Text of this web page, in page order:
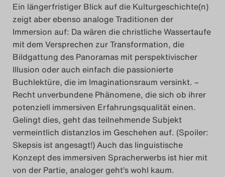
Ein längerfristiger Blick auf die Kulturgeschichte(n)
zeigt aber ebenso analoge Traditionen der
Immersion auf: Da wären die christliche Wassertaufe
mit dem Versprechen zur Transformation, die
Bildgattung des Panoramas mit perspektivischer
Illusion oder auch einfach die passionierte
Buchlektüre, die im Imaginationsraum versinkt. –
Recht unverbundene Phänomene, die sich ob ihrer
potenziell immersiven Erfahrungsqualität einen.
Gelingt dies, geht das teilnehmende Subjekt
vermeintlich distanzlos im Geschehen auf. (Spoiler:
Skepsis ist angesagt!) Auch das linguistische
Konzept des immersiven Spracherwerbs ist hier mit
von der Partie, analoger geht’s wohl kaum.